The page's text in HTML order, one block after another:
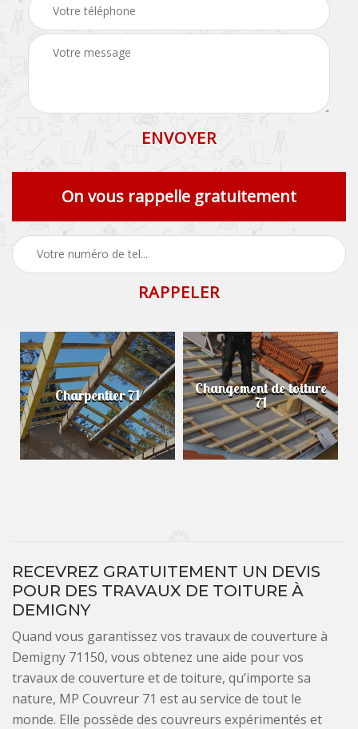
On vous rappelle gratuitement
Charpentier 71 Changement de toiture
71
RECEVREZ GRATUITEMENT UN DEVIS
POUR DES TRAVAUX DE TOITURE À
DEMIGNY
Quand vous garantissez vos travaux de couverture à
Demigny 71150, vous obtenez une aide pour vos
travaux de couverture et de toiture, qu’importe sa
nature, MP Couvreur 71 est au service de tout le
monde. Elle possède des couvreurs expérimentés et